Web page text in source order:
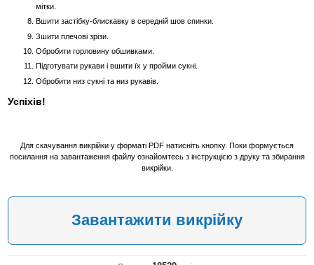
мітки.
Вшити застібку-блискавку в середній шов спинки.
Зшити плечові зрізи.
Обробити горловину обшивками.
Підготувати рукави і вшити їх у пройми сукні.
Обробити низ сукні та низ рукавів.
Успіхів!
Для скачування викрійки у форматі PDF натисніть кнопку. Поки формується
посилання на завантаження файлу ознайомтесь з інструкцією з друку та збирання
викрійки.
Завантажити викрійку